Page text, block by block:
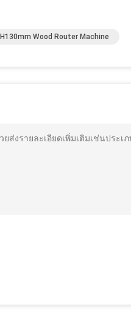
H130mm Wood Router Machine
ยส่งรายละเอียดเพิ่มเติมเช่นปร